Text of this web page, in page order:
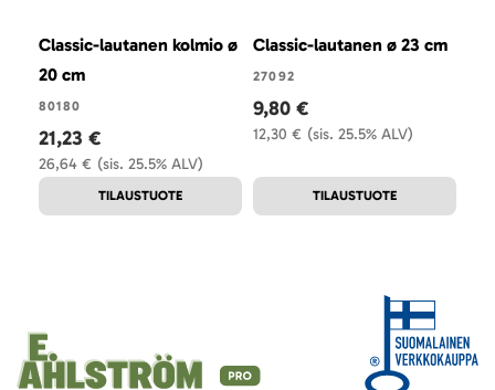
Classic-lautanen kolmio ø
20 cm
80180
(sis. 25.5% ALV)
26,64 €
21,23 €
TILAUSTUOTE
Classic-lautanen ø 23 cm
27092
(sis. 25.5% ALV)
12,30 €
9,80 €
TILAUSTUOTE